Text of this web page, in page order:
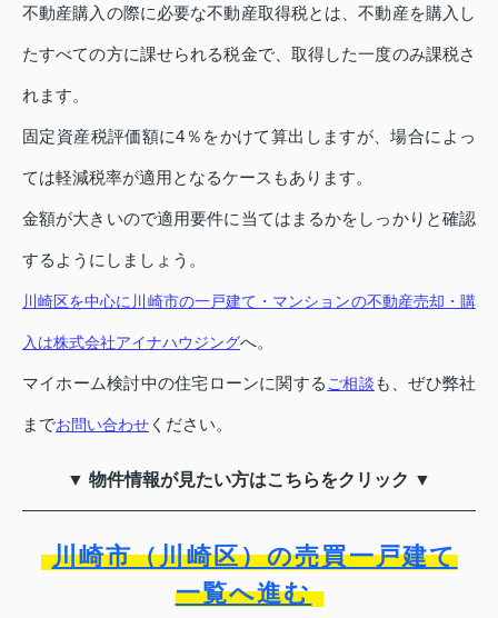
不動産購入の際に必要な不動産取得税とは、不動産を購入し
たすべての方に課せられる税金で、取得した一度のみ課税さ
れます。
固定資産税評価額に4％をかけて算出しますが、場合によっ
ては軽減税率が適用となるケースもあります。
金額が大きいので適用要件に当てはまるかをしっかりと確認
するようにしましょう。
川崎区を中心に川崎市の一戸建て・マンションの不動産売却・購
入は株式会社アイナハウジングへ。
マイホーム検討中の住宅ローンに関するご相談 も、ぜひ弊社
までお問い合わせ ください。
▼ 物件情報が見たい方はこちらをクリック ▼
川崎市（川崎区）の売買一戸建て
一覧へ進む